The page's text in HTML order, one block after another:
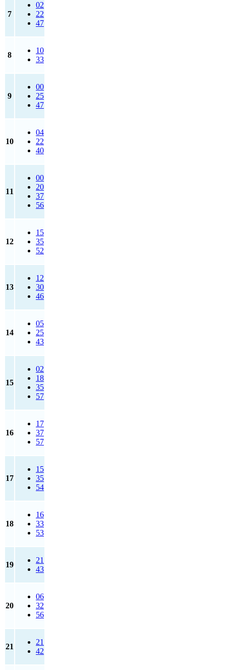
7
02
22
47
8
10
33
9
00
25
47
10
04
22
40
11
00
20
37
56
12
15
35
52
13
12
30
46
14
05
25
43
15
02
18
35
57
16
17
37
57
17
15
35
54
18
16
33
53
19
21
43
20
06
32
56
21
21
42